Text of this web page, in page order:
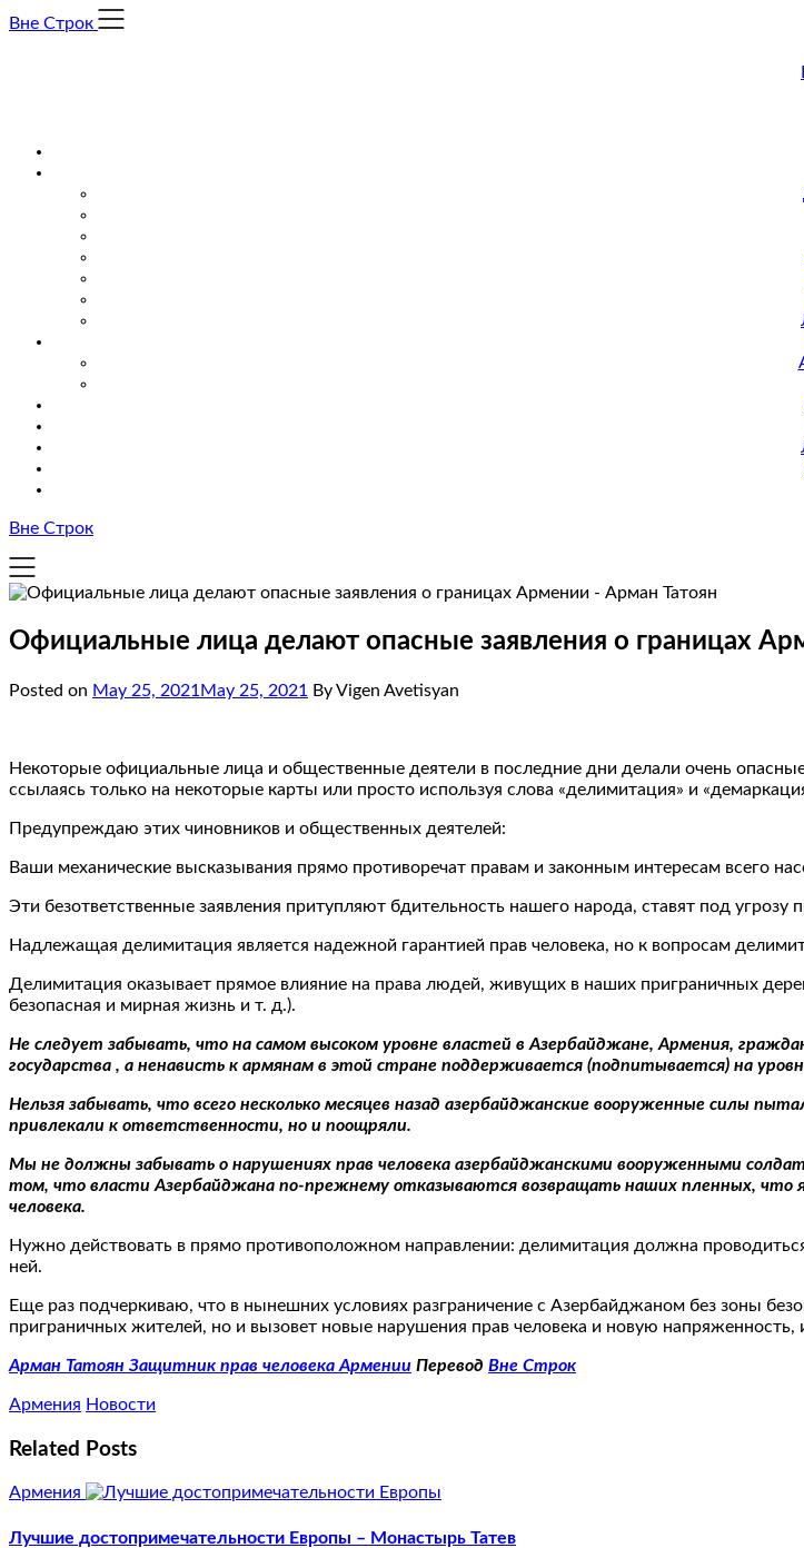
Skip
Вне Строк
Вне Строк
Официальные лица делают опасные заявления о границах
Posted on May 25, 2021 May 25, 2021 By Vigen Avetisyan
Некоторые официальные лица и общественные деятели в последние дни делали очень
ссылаясь только на некоторые карты или просто используя слова «делимитация» и
Предупреждаю этих чиновников и общественных деятелей:
Ваши механические высказывания прямо противоречат правам и законным интересам всего
Эти безответственные заявления притупляют бдительность нашего народа, ставят под
Надлежащая делимитация является надежной гарантией прав человека, но к вопросам
Делимитация оказывает прямое влияние на права людей, живущих в наших приграничных
безопасная и мирная жизнь и т. д.).
Не следует забывать, что на самом высоком уровне властей в Азербайджане, Армения,
государства , а ненависть к армянам в этой стране поддерживается (подпитывается) на
Нельзя забывать, что всего несколько месяцев назад азербайджанские вооруженные силы
привлекали к ответственности, но и поощряли.
Мы не должны забывать о нарушениях прав человека азербайджанскими вооруженными
том, что власти Азербайджана по-прежнему отказываются возвращать наших пленных, что
человека.
Нужно действовать в прямо противоположном направлении: делимитация должна
ней.
Еще раз подчеркиваю, что в нынешних условиях разграничение с Азербайджаном без зоны
приграничных жителей, но и вызовет новые нарушения прав человека и новую напряженность,
Арман Татоян Защитник прав человека Армении Перевод Вне Строк
Армения Новости
Related Posts
Армения
Лучшие достопримечательности Европы – Монастырь Татев